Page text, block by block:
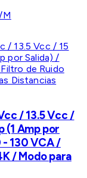
M
/ 13.5 Vcc /
(1 Amp por
130 VCA /
/ Modo para